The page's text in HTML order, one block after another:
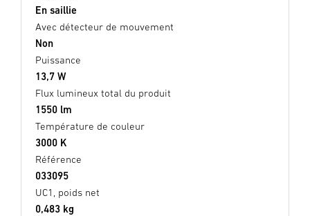
En saillie
Avec détecteur de mouvement
Non
Puissance
13,7 W
Flux lumineux total du produit
1550 lm
Température de couleur
3000 K
Référence
033095
UC1, poids net
0,483 kg